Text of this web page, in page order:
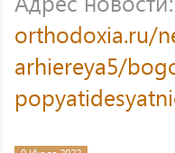
orthodoxia.ru/
arhiereya5/